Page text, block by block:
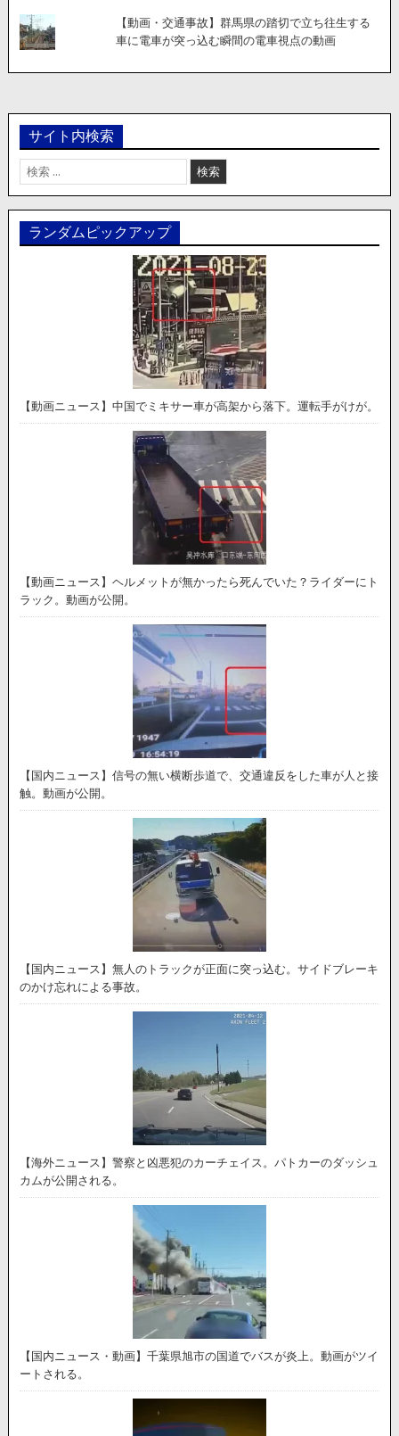
【動画・交通事故】群馬県の踏切で立ち往生する
車に電車が突っ込む瞬間の電車視点の動画
サイト内検索
検
索:
ランダムピックアップ
【動画ニュース】中国でミキサー車が高架から落下。運転手がけが。
【動画ニュース】ヘルメットが無かったら死んでいた？ライダーにト
ラック。動画が公開。
【国内ニュース】信号の無い横断歩道で、交通違反をした車が人と接
触。動画が公開。
【国内ニュース】無人のトラックが正面に突っ込む。サイドブレーキ
のかけ忘れによる事故。
【海外ニュース】警察と凶悪犯のカーチェイス。パトカーのダッシュ
カムが公開される。
【国内ニュース・動画】千葉県旭市の国道でバスが炎上。動画がツイ
ートされる。